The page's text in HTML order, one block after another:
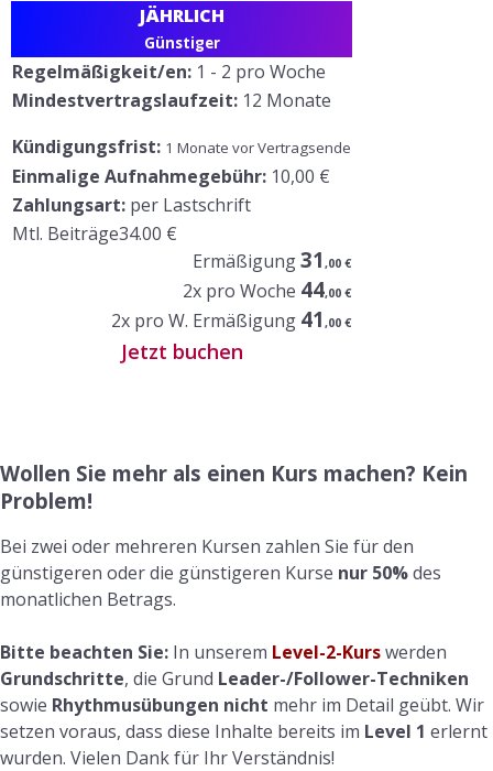
JÄHRLICH
Günstiger
Regelmäßigkeit/en: 1 - 2 pro Woche
Mindestvertragslaufzeit: 12 Monate
Kündigungsfrist: 1 Monate vor Vertragsende
Einmalige Aufnahmegebühr: 10,00 €
Zahlungsart: per Lastschrift
Mtl. Beiträge34.00 €
Ermäßigung31 ,00 €
2x pro Woche 44,00 €
2x pro W. Ermäßigung 41 ,00 €
Jetzt buchen
Wollen Sie mehr als einen Kurs machen? Kein
Problem!
Bei zwei oder mehreren Kursen zahlen Sie für den
günstigeren oder die günstigeren Kurse nur 50%des
monatlichen Betrags.
Bitte beachten Sie: In unserem Level-2-Kurswerden
Grundschritte, die Grund Leader-/Follower-Techniken
sowie Rhythmusübungen nicht mehr im Detail geübt. Wir
setzen voraus, dass diese Inhalte bereits im Level 1 erlernt
wurden. Vielen Dank für Ihr Verständnis!